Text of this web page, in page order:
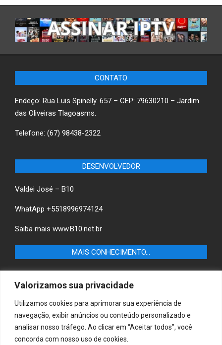
Valorizamos sua privacidade
Utilizamos cookies para aprimorar sua experiência de
navegação, exibir anúncios ou conteúdo personalizado e
analisar nosso tráfego. Ao clicar em “Aceitar todos”, você
concorda com nosso uso de cookies.
CONTATO
Endeço: Rua Luis Spinelly. 657 – CEP: 79630210 – Jardim
das Oliveiras Tlagoasms.
Telefone: (67) 98438-2322
DESENVOLVEDOR
Valdei José – B10
WhatApp +5518996974124
Saiba mais www.B10.net.br
MAIS CONHECIMENTO…
Castilho-SP e descubra as melhores empresas e serviços
locais.
B10 Brasil – Informação e Poder
MAIS CONHECIMENTO…